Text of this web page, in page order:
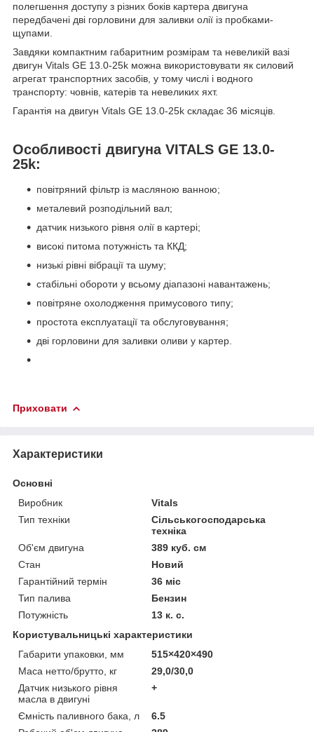
полегшення доступу з різних боків картера двигуна
передбачені дві горловини для заливки олії із пробками-
щупами.
Завдяки компактним габаритним розмірам та невеликій вазі
двигун Vitals GE 13.0-25k можна використовувати як силовий
агрегат транспортних засобів, у тому числі і водного
транспорту: човнів, катерів та невеликих яхт.
Гарантія на двигун Vitals GE 13.0-25k складає 36 місяців.
Особливості двигуна VITALS GE 13.0-
25k:
повітряний фільтр із масляною ванною;
металевий розподільний вал;
датчик низького рівня олії в картері;
високі питома потужність та ККД;
низькі рівні вібрації та шуму;
стабільні обороти у всьому діапазоні навантажень;
повітряне охолодження примусового типу;
простота експлуатації та обслуговування;
дві горловини для заливки оливи у картер.
Приховати
Характеристики
Основні
Виробник
Vitals
Тип техніки
Сільськогосподарська
техніка
Об'єм двигуна
389 куб. см
Стан
Новий
Гарантійний термін
36 міс
Тип палива
Бензин
Потужність
13 к. с.
Користувальницькі характеристики
Габарити упаковки, мм
515×420×490
Маса нетто/брутто, кг
29,0/30,0
Датчик низького рівня
масла в двигуні
+
Ємність паливного бака, л
6.5